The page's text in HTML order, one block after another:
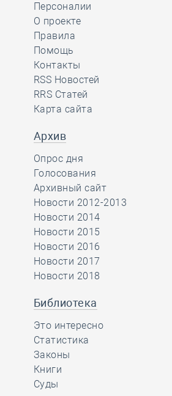
Персоналии
О проекте
Правила
Помощь
Контакты
RSS Новостей
RRS Статей
Карта сайта
Архив
Опрос дня
Голосования
Архивный сайт
Новости 2012-2013
Новости 2014
Новости 2015
Новости 2016
Новости 2017
Новости 2018
Библиотека
Это интересно
Статистика
Законы
Книги
Суды